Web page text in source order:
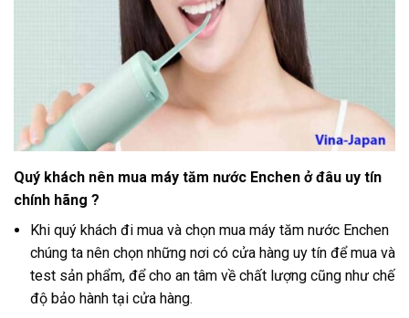
Quý khách nên mua máy tăm nước Enchen ở đâu uy tín
chính hãng ?
Khi quý khách đi mua và chọn mua máy tăm nước Enchen
chúng ta nên chọn những nơi có cửa hàng uy tín để mua và
test sản phẩm, để cho an tâm về chất lượng cũng như chế
độ bảo hành tại cửa hàng.